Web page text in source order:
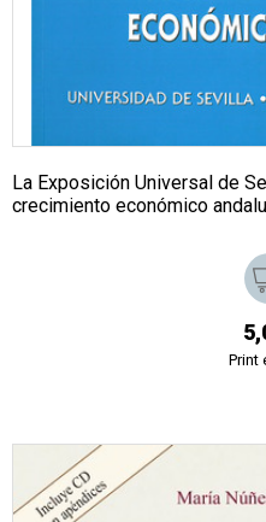
La Exposición Universal de
crecimiento económico
Print